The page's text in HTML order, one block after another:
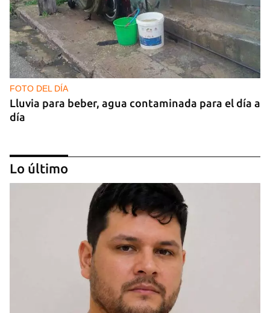
FOTO DEL DÍA
Lluvia para beber, agua contaminada para el día a
día
La Cuevita, el verdadero mercado mayorista de
Lo último